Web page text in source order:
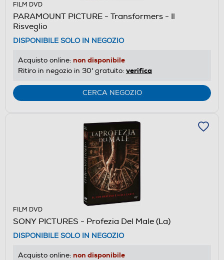
FILM DVD
PARAMOUNT PICTURE - Transformers - Il
Risveglio
DISPONIBILE SOLO IN NEGOZIO
Acquisto online: non disponibile
Ritiro in negozio in 30' gratuito: verifica
CERCA NEGOZIO
FILM DVD
SONY PICTURES - Profezia Del Male (La)
DISPONIBILE SOLO IN NEGOZIO
Acquisto online: non disponibile